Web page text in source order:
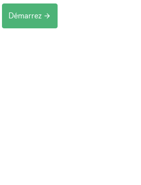
Démarrez arrow_forward